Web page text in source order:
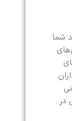
شما
در